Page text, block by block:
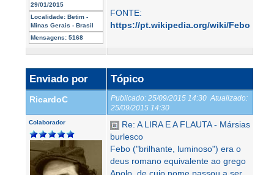
29/01/2015
Localidade: Betim -
Minas Gerais - Brasil
Mensagens: 5168
FONTE:
https://pt.wikipedia.org/wiki/Febo
Enviado por Tópico
RicardoC Publicado: 25/09/2015 14:30 Atualizado:
25/09/2015 14:30
Colaborador
Re: A LIRA E A FLAUTA - Mársias
burlesco
Febo ("brilhante, luminoso") era o
deus romano equivalente ao grego